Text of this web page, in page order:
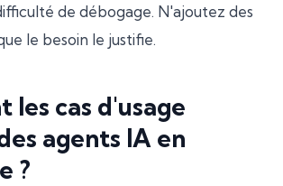
de débogage. N'ajoutez des
le besoin le justifie.
les cas d'usage
agents IA en
?